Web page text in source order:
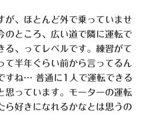
が、ほとんど外で乗っていませ
のところ、広い道で隣に運転で
る、ってレベルです。練習がて
て半年ぐらい前から言ってるん
すね… 普通に1人で運転できる
思っています。モーターの運転
ら好きになれるかなとは思うの